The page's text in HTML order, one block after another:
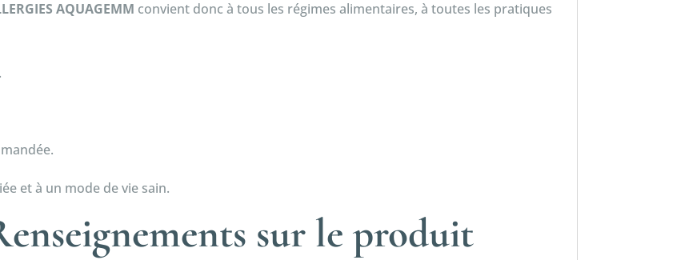
AQUAGEMM convient donc à tous les régimes alimentaires, à toutes les pratiques
et à un mode de vie sain.
sur le produit